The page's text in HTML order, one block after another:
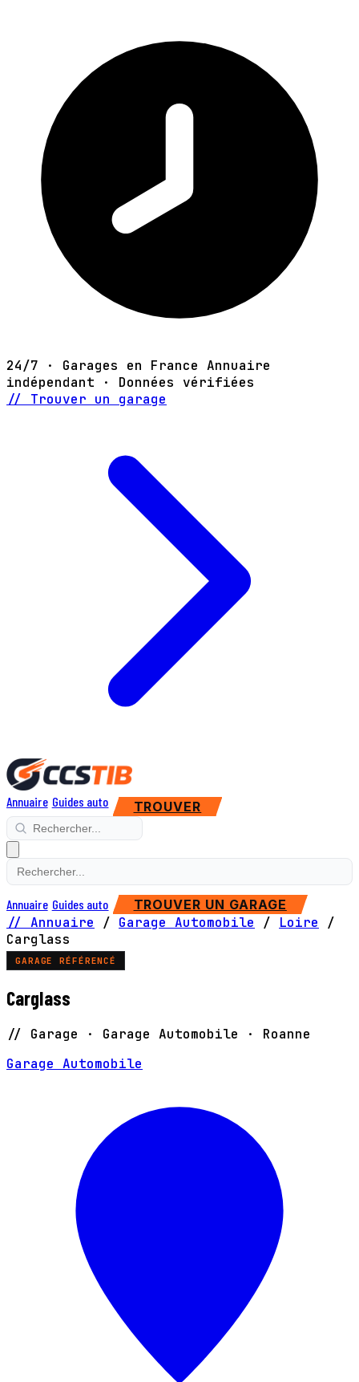
24/7 · Garages en France Annuaire
indépendant · Données vérifiées
// Trouver un garage
Annuaire Guides auto TROUVER
Annuaire Guides auto TROUVER UN GARAGE
// Annuaire / Garage Automobile / Loire
/
Carglass
GARAGE RÉFÉRENCÉ
Carglass
// Garage · Garage Automobile · Roanne
Garage Automobile